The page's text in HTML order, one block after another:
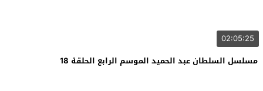
02:05:25
مسلسل السلطان عبد الحميد الموسم الرابع الحلقة 18